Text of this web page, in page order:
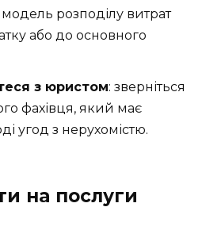
розподілу витрат
або до основного
з юристом: зверніться
фахівця, який має
угод з нерухомістю.
на послуги